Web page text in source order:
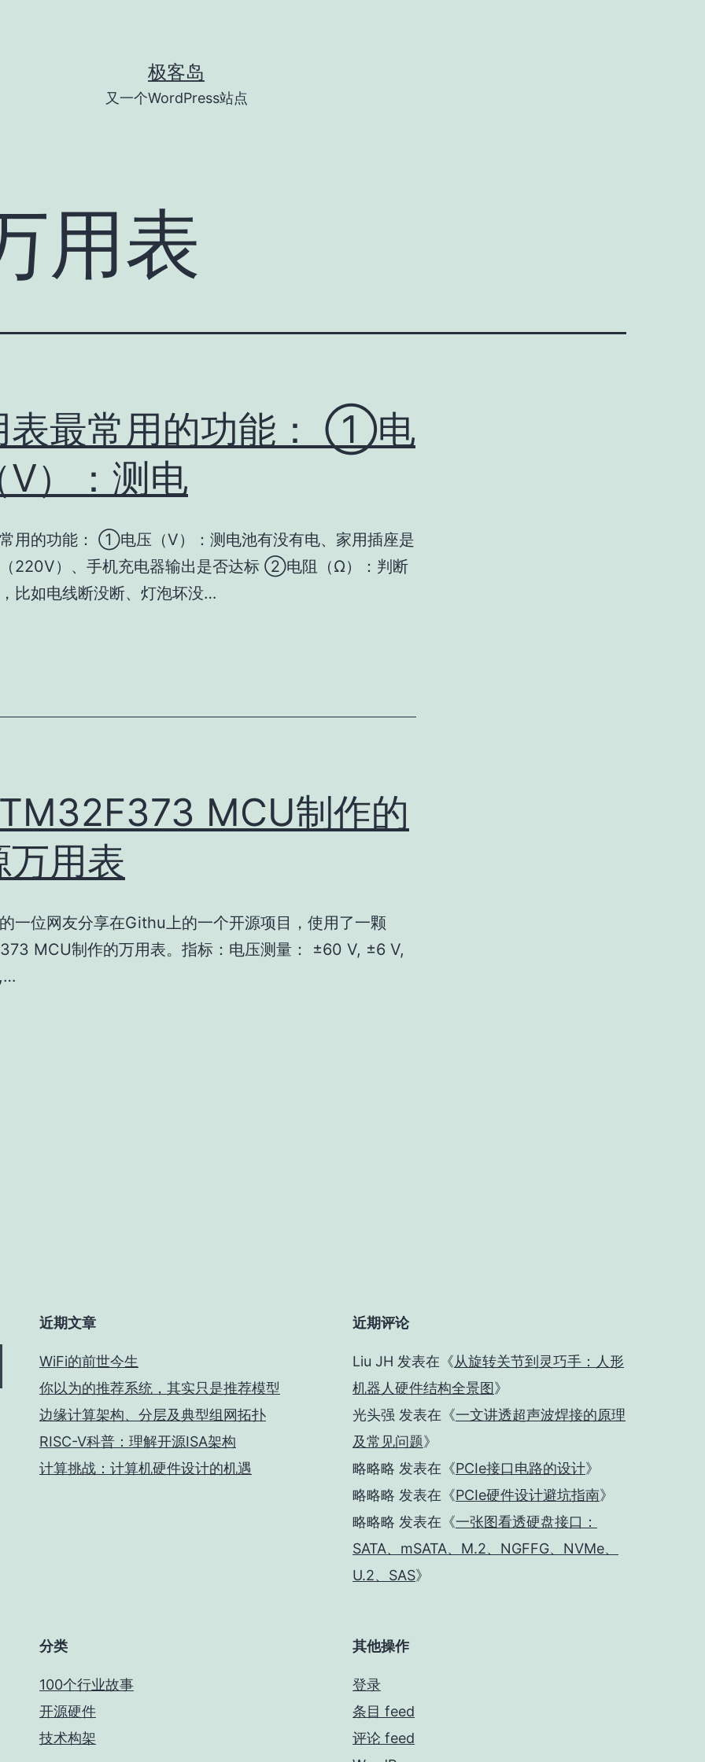
极客岛
又一个WordPress站点
用表
表最常用的功能： ①电
V）：测电
用的功能： ①电压（V）：测电池有没有电、家用插座是
220V）、手机充电器输出是否达标 ②电阻（Ω）：判断
比如电线断没断、灯泡坏没…
MCU制作的
万用表
一位网友分享在Githu上的一个开源项目，使用了一颗
MCU制作的万用表。指标：电压测量： ±60 V, ±6 V,
近期文章
WiFi的前世今生
你以为的推荐系统，其实只是推荐模型
边缘计算架构、分层及典型组网拓扑
RISC-V科普：理解开源ISA架构
计算挑战：计算机硬件设计的机遇
近期评论
Liu JH 发表在《从旋转关节到灵巧手：人形
机器人硬件结构全景图》
光头强 发表在《一文讲透超声波焊接的原理
及常见问题》
略略略 发表在《PCIe接口电路的设计》
略略略 发表在《PCIe硬件设计避坑指南》
略略略 发表在《一张图看透硬盘接口：
SATA、mSATA、M.2、NGFFG、NVMe、
U.2、SAS》
分类
100个行业故事
开源硬件
技术构架
其他操作
登录
条目 feed
评论 feed